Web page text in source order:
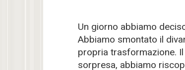
Un giorno abbiamo
Abbiamo smontato il
propria trasformazione.
sorpresa, abbiamo